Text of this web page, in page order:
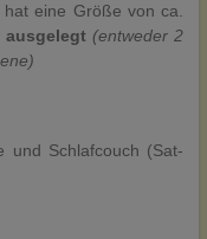
eine Größe von ca.
ausgelegt (entweder 2
und Schlafcouch (Sat-